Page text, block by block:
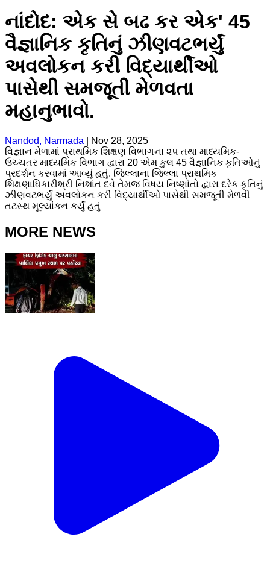
નાંદોદ: એક સે બઢ કર એક' 45
વૈજ્ઞાનિક કૃતિનું ઝીણવટભર્યું
અવલોકન કરી વિદ્યાર્થીઓ
પાસેથી સમજૂતી મેળવતા
મહાનુભાવો.
Nandod, Narmada
Nov 28, 2025
વિજ્ઞાન મેળામાં પ્રાથમિક શિક્ષણ વિભાગના ૨૫ તથા માધ્યમિક-
ઉચ્ચતર માધ્યમિક વિભાગ દ્વારા 20 એમ કુલ 45 વૈજ્ઞાનિક કૃતિઓનું
પ્રદર્શન કરવામાં આવ્યું હતું. જિલ્લાના જિલ્લા પ્રાથમિક
શિક્ષણાધિકારીશ્રી નિશાંત દવે તેમજ વિષય નિષ્ણાંતો દ્વારા દરેક કૃતિનું
ઝીણવટભર્યું અવલોકન કરી વિદ્યાર્થીઓ પાસેથી સમજૂતી મેળવી
તટસ્થ મૂલ્યાંકન કર્યું હતું
MORE NEWS